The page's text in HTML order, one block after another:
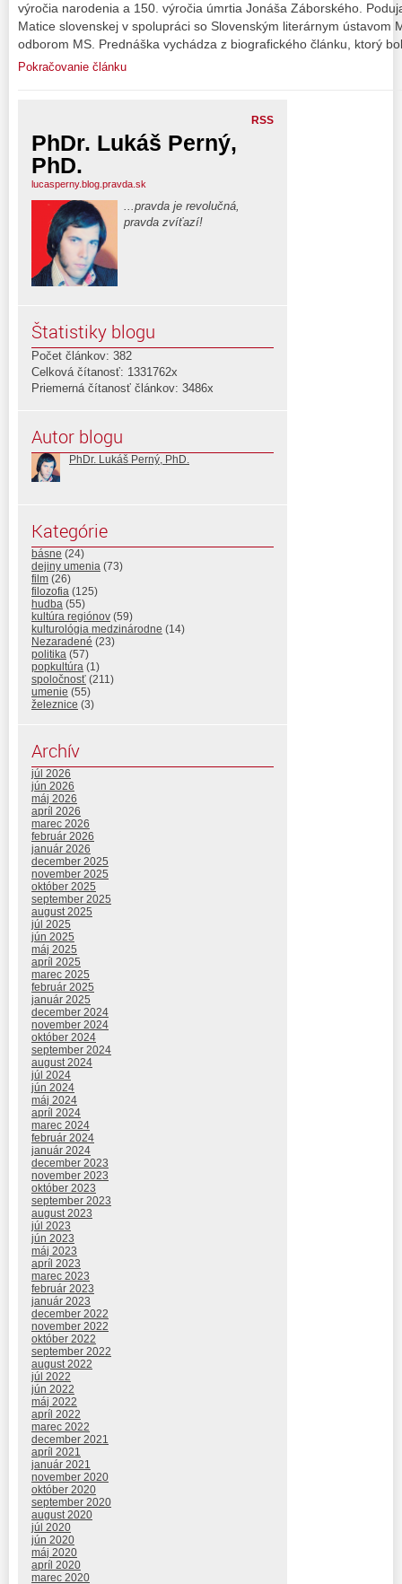
výročia narodenia a 150. výročia úmrtia Jonáša Záborského.
Matice slovenskej v spolupráci so Slovenským literárnym ústavom
odborom MS. Prednáška vychádza z biografického článku, ktorý
Pokračovanie článku
RSS
PhDr. Lukáš Perný,
PhD.
lucasperny.blog.pravda.sk
...pravda je revolučná,
pravda zvíťazí!
Štatistiky blogu
Počet článkov: 382
Celková čítanosť: 1331762x
Priemerná čítanosť článkov: 3486x
Autor blogu
PhDr. Lukáš Perný, PhD.
Kategórie
básne (24)
dejiny umenia (73)
film (26)
filozofia (125)
hudba (55)
kultúra regiónov (59)
kulturológia medzinárodne (14)
Nezaradené (23)
politika (57)
popkultúra (1)
spoločnosť (211)
umenie (55)
železnice (3)
Archív
júl 2026
jún 2026
máj 2026
apríl 2026
marec 2026
február 2026
január 2026
december 2025
november 2025
október 2025
september 2025
august 2025
júl 2025
jún 2025
máj 2025
apríl 2025
marec 2025
február 2025
január 2025
december 2024
november 2024
október 2024
september 2024
august 2024
júl 2024
jún 2024
máj 2024
apríl 2024
marec 2024
február 2024
január 2024
december 2023
november 2023
október 2023
september 2023
august 2023
júl 2023
jún 2023
máj 2023
apríl 2023
marec 2023
február 2023
január 2023
december 2022
november 2022
október 2022
september 2022
august 2022
júl 2022
jún 2022
máj 2022
apríl 2022
marec 2022
december 2021
apríl 2021
január 2021
november 2020
október 2020
september 2020
august 2020
júl 2020
jún 2020
máj 2020
apríl 2020
marec 2020